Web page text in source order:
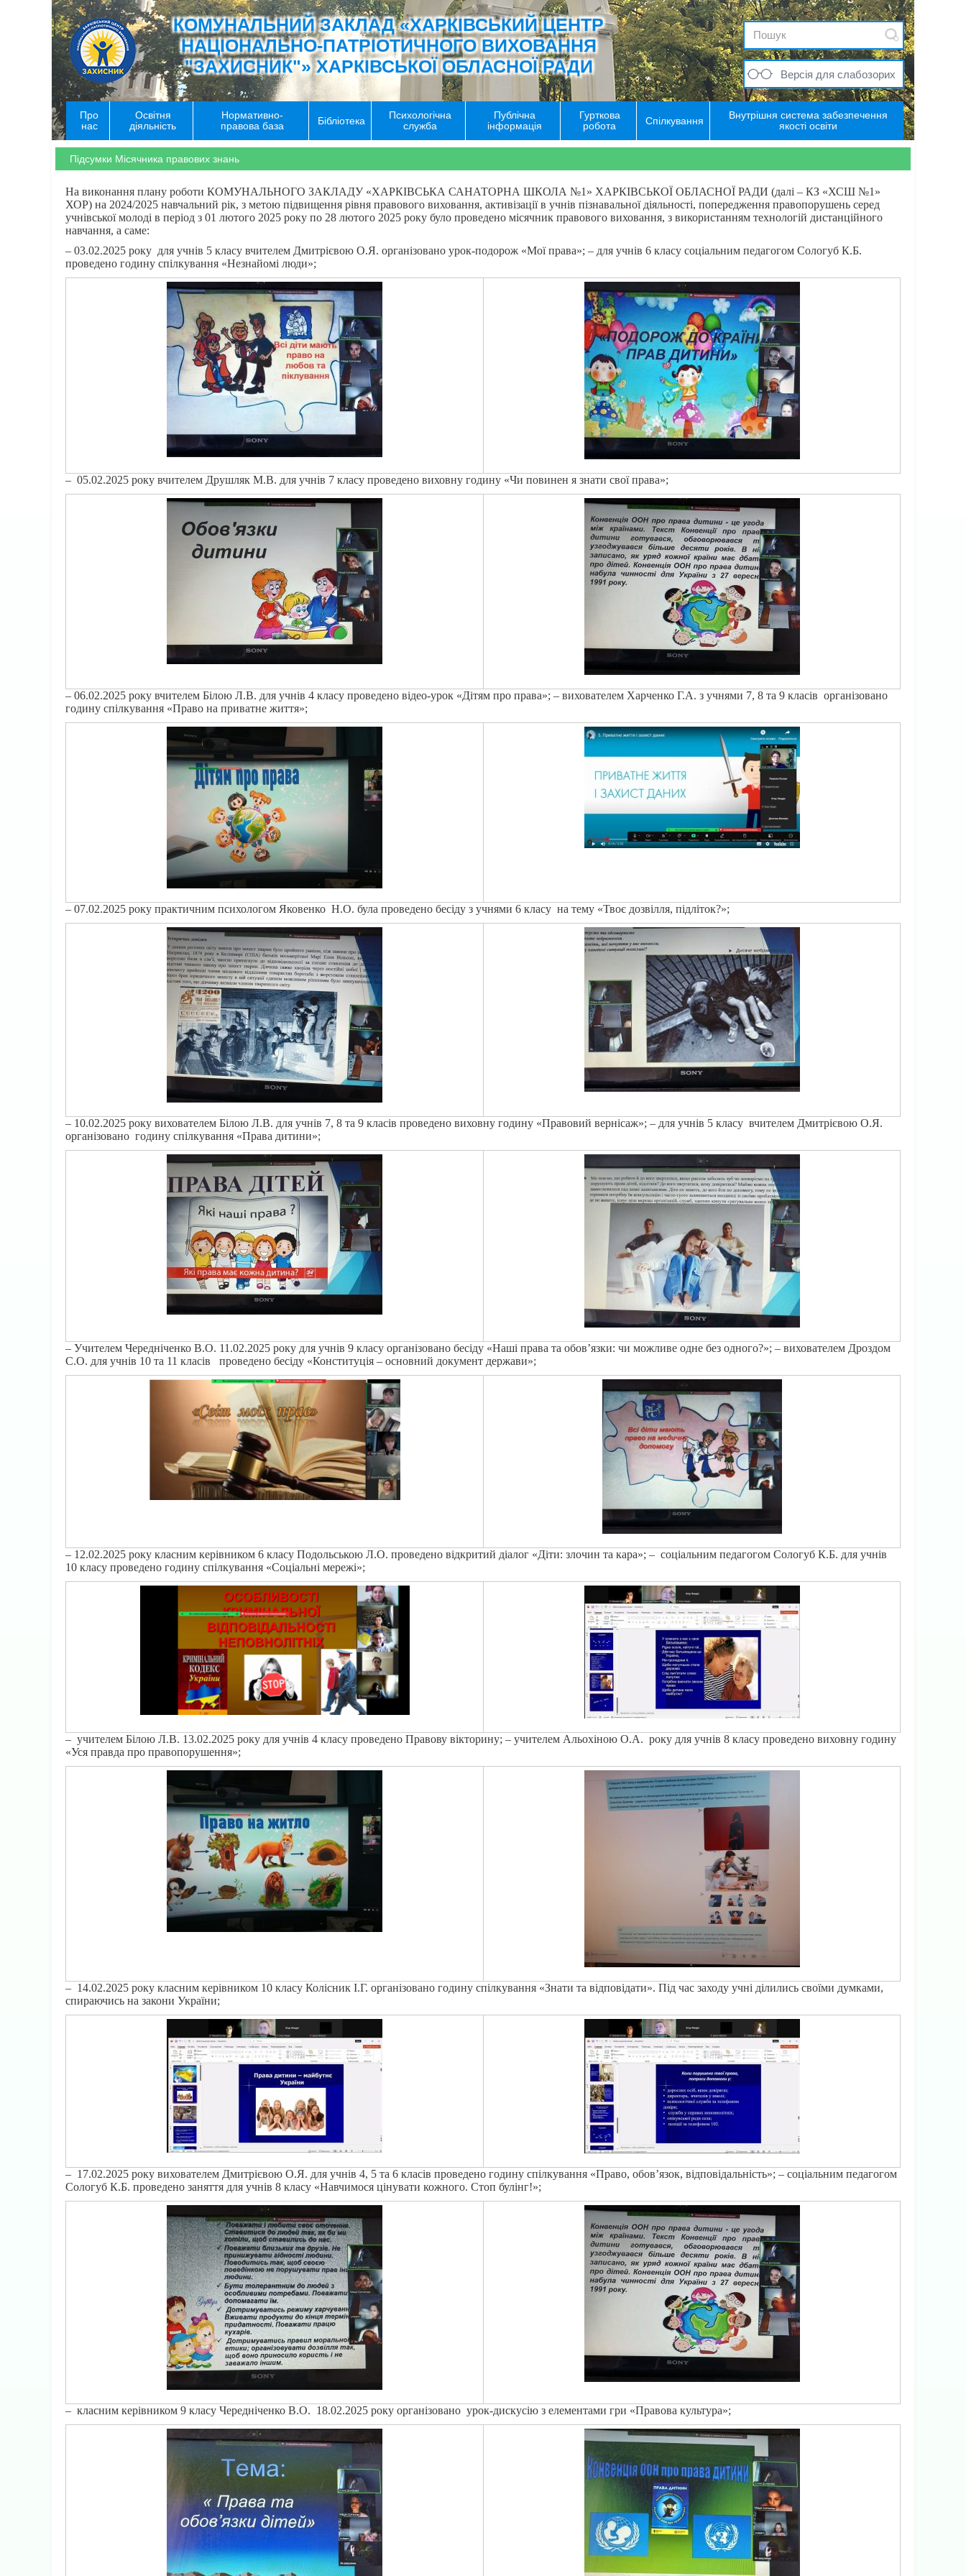
КОМУНАЛЬНИЙ ЗАКЛАД «ХАРКІВСЬКИЙ ЦЕНТР
НАЦІОНАЛЬНО-ПАТРІОТИЧНОГО ВИХОВАННЯ
"ЗАХИСНИК"» ХАРКІВСЬКОЇ ОБЛАСНОЇ РАДИ
Версія для слабозорих
Про
нас
Освітня
діяльність
Нормативно-
правова база
Бібліотека
Психологічна
служба
Публічна
інформація
Гурткова
робота
Спілкування
Внутрішня система забезпечення
якості освіти
Підсумки Місячника правових знань
На виконання плану роботи КОМУНАЛЬНОГО ЗАКЛАДУ «ХАРКІВСЬКА САНАТОРНА ШКОЛА №1» ХАРКІВСЬКОЇ ОБЛАСНОЇ РАДИ (далі – КЗ «ХСШ №1»
ХОР) на 2024/2025 навчальний рік, з метою підвищення рівня правового виховання, активізації в учнів пізнавальної діяльності, попередження правопорушень серед
учнівської молоді в період з 01 лютого 2025 року по 28 лютого 2025 року було проведено місячник правового виховання, з використанням технологій дистанційного
навчання, а саме:
– 03.02.2025 року для учнів 5 класу вчителем Дмитрієвою О.Я. організовано урок-подорож «Мої права»; – для учнів 6 класу соціальним педагогом Сологуб К.Б.
проведено годину спілкування «Незнайомі люди»;
– 05.02.2025 року вчителем Друшляк М.В. для учнів 7 класу проведено виховну годину «Чи повинен я знати свої права»;
– 06.02.2025 року вчителем Білою Л.В. для учнів 4 класу проведено відео-урок «Дітям про права»; – вихователем Харченко Г.А. з учнями 7, 8 та 9 класів організовано
годину спілкування «Право на приватне життя»;
– 07.02.2025 року практичним психологом Яковенко Н.О. була проведено бесіду з учнями 6 класу на тему «Твоє дозвілля, підліток?»;
– 10.02.2025 року вихователем Білою Л.В. для учнів 7, 8 та 9 класів проведено виховну годину «Правовий вернісаж»; – для учнів 5 класу вчителем Дмитрієвою О.Я.
організовано годину спілкування «Права дитини»;
– Учителем Чередніченко В.О. 11.02.2025 року для учнів 9 класу організовано бесіду «Наші права та обов’язки: чи можливе одне без одного?»; – вихователем Дроздом
С.О. для учнів 10 та 11 класів проведено бесіду «Конституція – основний документ держави»;
– 12.02.2025 року класним керівником 6 класу Подольською Л.О. проведено відкритий діалог «Діти: злочин та кара»; – соціальним педагогом Сологуб К.Б. для учнів
10 класу проведено годину спілкування «Соціальні мережі»;
– учителем Білою Л.В. 13.02.2025 року для учнів 4 класу проведено Правову вікторину; – учителем Альохіною О.А. року для учнів 8 класу проведено виховну годину
«Уся правда про правопорушення»;
– 14.02.2025 року класним керівником 10 класу Колісник І.Г. організовано годину спілкування «Знати та відповідати». Під час заходу учні ділились своїми думками,
спираючись на закони України;
– 17.02.2025 року вихователем Дмитрієвою О.Я. для учнів 4, 5 та 6 класів проведено годину спілкування «Право, обов’язок, відповідальність»; – соціальним педагогом
Сологуб К.Б. проведено заняття для учнів 8 класу «Навчимося цінувати кожного. Стоп булінг!»;
– класним керівником 9 класу Чередніченко В.О. 18.02.2025 року організовано урок-дискусію з елементами гри «Правова культура»;